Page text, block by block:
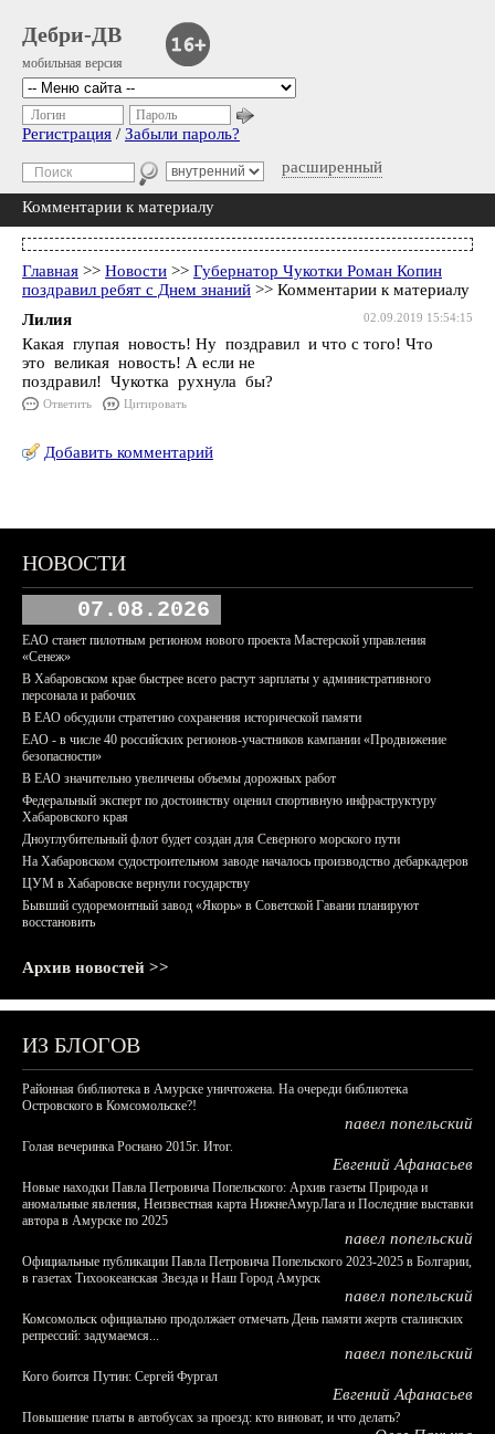
Дебри-ДВ
мобильная версия
расширенный
Логин Пароль
Регистрация / Забыли пароль?
Комментарии к материалу
Главная >> Новости >> Губернатор Чукотки Роман Копин
поздравил ребят с Днем знаний >> Комментарии к материалу
02.09.2019 15:54:15
Лилия
Какая глупая новость! Ну поздравил и что с того! Что
это великая новость! А если не
поздравил! Чукотка рухнула бы?
Ответить Цитировать
Добавить комментарий
НОВОСТИ
07.08.2026
ЕАО станет пилотным регионом нового проекта Мастерской управления
«Сенеж»
В Хабаровском крае быстрее всего растут зарплаты у административного
персонала и рабочих
В ЕАО обсудили стратегию сохранения исторической памяти
ЕАО - в числе 40 российских регионов-участников кампании «Продвижение
безопасности»
В ЕАО значительно увеличены объемы дорожных работ
Федеральный эксперт по достоинству оценил спортивную инфраструктуру
Хабаровского края
Дноуглубительный флот будет создан для Северного морского пути
На Хабаровском судостроительном заводе началось производство дебаркадеров
ЦУМ в Хабаровске вернули государству
Бывший судоремонтный завод «Якорь» в Советской Гавани планируют
восстановить
Архив новостей >>
ИЗ БЛОГОВ
Районная библиотека в Амурске уничтожена. На очереди библиотека
Островского в Комсомольске?!
павел попельский
Голая вечеринка Роснано 2015г. Итог.
Евгений Афанасьев
Новые находки Павла Петровича Попельского: Архив газеты Природа и
аномальные явления, Неизвестная карта НижнеАмурЛага и Последние выставки
автора в Амурске по 2025
павел попельский
Официальные публикации Павла Петровича Попельского 2023-2025 в Болгарии,
в газетах Тихоокеанская Звезда и Наш Город Амурск
павел попельский
Комсомольск официально продолжает отмечать День памяти жертв сталинских
репрессий: задумаемся...
павел попельский
Кого боится Путин: Сергей Фургал
Евгений Афанасьев
Повышение платы в автобусах за проезд: кто виноват, и что делать?